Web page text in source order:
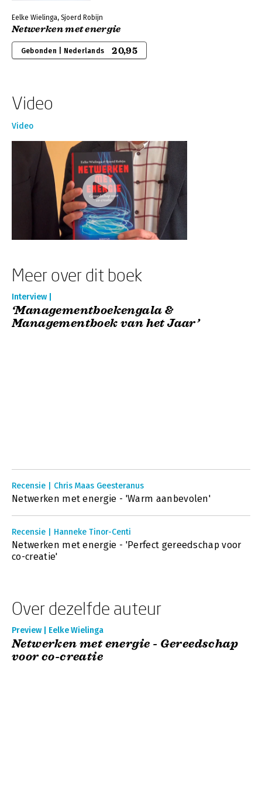
Eelke Wielinga, Sjoerd Robijn
Netwerken met energie
Gebonden | Nederlands 20,95
Video
Video
Meer over dit boek
Interview |
‘Managementboekengala &
Managementboek van het Jaar’
Recensie | Chris Maas Geesteranus
Netwerken met energie - 'Warm aanbevolen'
Recensie | Hanneke Tinor-Centi
Netwerken met energie - 'Perfect gereedschap voor
co-creatie'
Over dezelfde auteur
Preview | Eelke Wielinga
Netwerken met energie - Gereedschap
voor co-creatie